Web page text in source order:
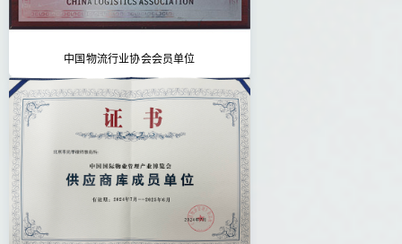
中国物流行业协会会员单位